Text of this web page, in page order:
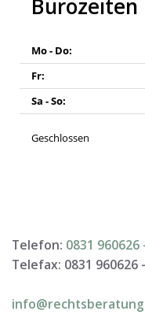
Bürozeiten
Mo - Do:
Fr:
Sa - So:
Geschlossen
Telefon: 0831 960626
Telefax: 0831 960626 -